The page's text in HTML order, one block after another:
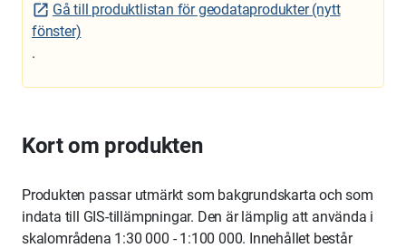
Gå till produktlistan för geodataprodukter (nytt
fönster)
.
Kort om produkten
Produkten passar utmärkt som bakgrundskarta och som
indata till GIS-tillämpningar. Den är lämplig att använda i
skalområdena 1:30 000 - 1:100 000. Innehållet består